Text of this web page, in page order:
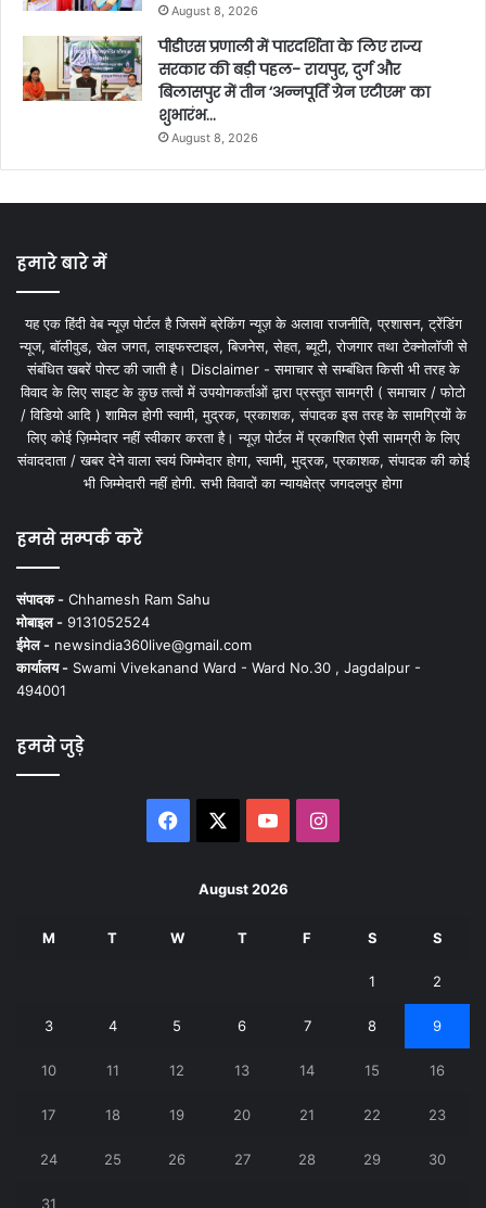
August 8, 2026
पीडीएस प्रणाली में पारदर्शिता के लिए राज्य
सरकार की बड़ी पहल- रायपुर, दुर्ग और
बिलासपुर में तीन ‘अन्नपूर्ति ग्रेन एटीएम‘ का
शुभारंभ…
August 8, 2026
हमारे बारे में
यह एक हिंदी वेब न्यूज़ पोर्टल है जिसमें ब्रेकिंग न्यूज़ के अलावा राजनीति, प्रशासन, ट्रेंडिंग
न्यूज, बॉलीवुड, खेल जगत, लाइफस्टाइल, बिजनेस, सेहत, ब्यूटी, रोजगार तथा टेक्नोलॉजी से
संबंधित खबरें पोस्ट की जाती है। Disclaimer - समाचार से सम्बंधित किसी भी तरह के
विवाद के लिए साइट के कुछ तत्वों में उपयोगकर्ताओं द्वारा प्रस्तुत सामग्री ( समाचार / फोटो
/ विडियो आदि ) शामिल होगी स्वामी, मुद्रक, प्रकाशक, संपादक इस तरह के सामग्रियों के
लिए कोई ज़िम्मेदार नहीं स्वीकार करता है। न्यूज़ पोर्टल में प्रकाशित ऐसी सामग्री के लिए
संवाददाता / खबर देने वाला स्वयं जिम्मेदार होगा, स्वामी, मुद्रक, प्रकाशक, संपादक की कोई
भी जिम्मेदारी नहीं होगी. सभी विवादों का न्यायक्षेत्र जगदलपुर होगा
हमसे सम्पर्क करें
संपादक - Chhamesh Ram Sahu
मोबाइल - 9131052524
ईमेल - newsindia360live@gmail.com
कार्यालय - Swami Vivekanand Ward - Ward No.30 , Jagdalpur -
494001
हमसे जुड़े
Facebook YouTubeInstagram
August 2026
M T W T F S S
1 2
3 4 5 6 7 8 9
10 11 12 13 14 15 16
17 18 19 20 21 22 23
24 25 26 27 28 29 30
31